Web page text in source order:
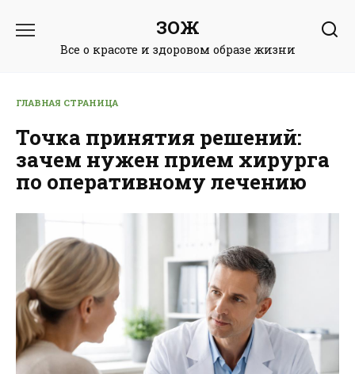
содержанию
ЗОЖ
Все о красоте и здоровом образе жизни
ГЛАВНАЯ СТРАНИЦА
Точка принятия решений:
зачем нужен прием хирурга
по оперативному лечению